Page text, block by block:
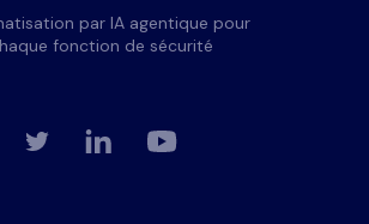
par IA agentique pour
fonction de sécurité